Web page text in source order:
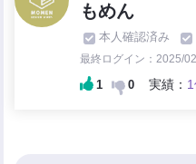
もめん
本人確認済み
最終ログイン：2025/
1 0 実績：